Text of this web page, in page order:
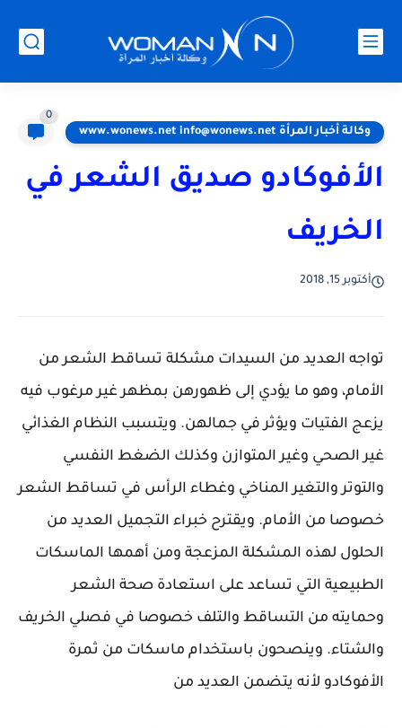
وكالة أخبار المرأة www.wonews.net info@wonews.net
0
الأفوكادو صديق الشعر في
الخريف
أكتوبر 15, 2018
تواجه العديد من السيدات مشكلة تساقط الشعر من
الأمام، وهو ما يؤدي إلى ظهورهن بمظهر غير مرغوب فيه
يزعج الفتيات ويؤثر في جمالهن. ويتسبب النظام الغذائي
غير الصحي وغير المتوازن وكذلك الضغط النفسي
والتوتر والتغير المناخي وغطاء الرأس في تساقط الشعر
خصوصا من الأمام. ويقترح خبراء التجميل العديد من
الحلول لهذه المشكلة المزعجة ومن أهمها الماسكات
الطبيعية التي تساعد على استعادة صحة الشعر
وحمايته من التساقط والتلف خصوصا في فصلي الخريف
والشتاء. وينصحون باستخدام ماسكات من ثمرة
الأفوكادو لأنه يتضمن العديد من